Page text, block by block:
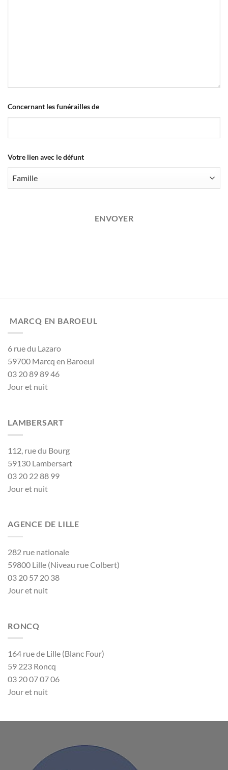
Business
Email *
Concernant les funérailles de
Votre lien avec le défunt
ENVOYER
MARCQ EN BAROEUL
6 rue du Lazaro
59700 Marcq en Baroeul
03 20 89 89 46
Jour et nuit
LAMBERSART
112, rue du Bourg
59130 Lambersart
03 20 22 88 99
Jour et nuit
AGENCE DE LILLE
282 rue nationale
59800 Lille (Niveau rue Colbert)
03 20 57 20 38
Jour et nuit
RONCQ
164 rue de Lille (Blanc Four)
59 223 Roncq
03 20 07 07 06
Jour et nuit